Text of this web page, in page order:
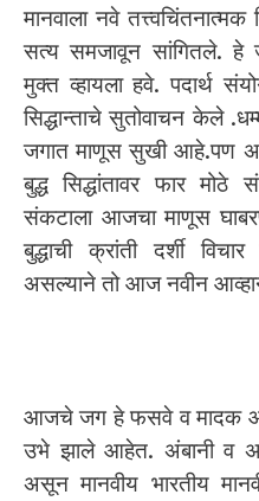
मानवाला नवे
सत्य समजावून सांगितले. हे
मुक्त व्हायला हवे. पदार्थ
सिद्धान्ताचे सुतोवाचन केले
जगात माणूस सुखी आहे.पण
बुद्ध सिद्धांतावर फार
संकटाला आजचा माणूस
बुद्धाची क्रांती दर्शी
असल्याने तो आज नवीन
आजचे जग हे फसवे व मादक
उभे झाले आहेत. अंबानी व
असून मानवीय भारतीय